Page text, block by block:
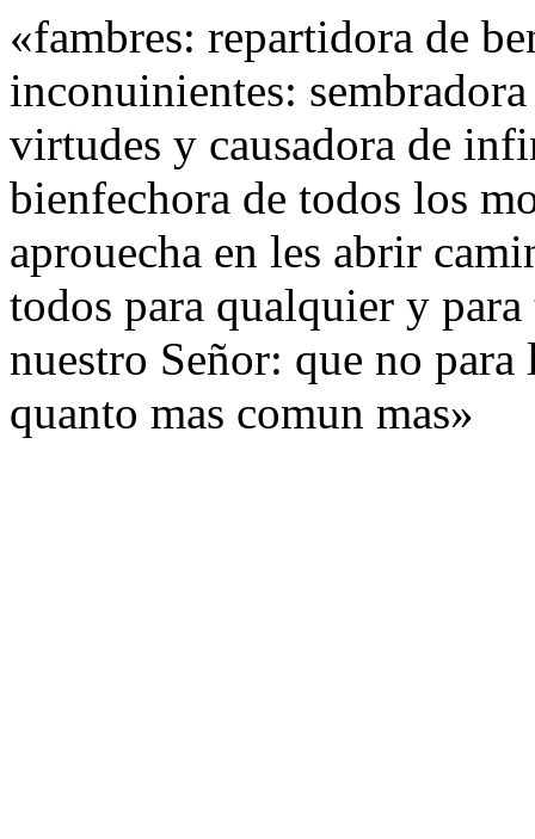
«fambres: repartidora de
inconuinientes:
virtudes y causadora de
bienfechora de todos los
aprouecha en les abrir
todos para qualquier y
nuestro Señor: que no
quanto mas comun mas»